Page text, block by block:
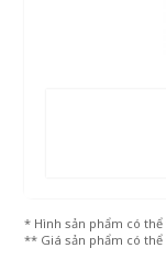
* Hình sản phẩm có
** Giá sản phẩm có